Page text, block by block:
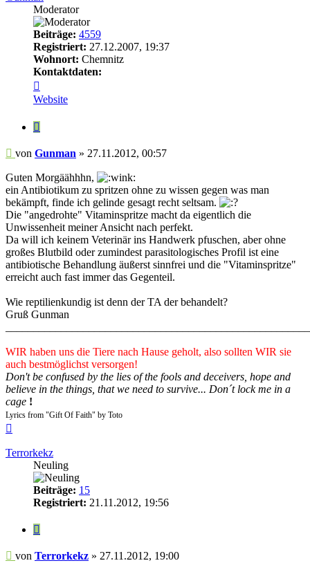
Moderator
Beiträge: 4559
Registriert: 27.12.2007, 19:37
Wohnort: Chemnitz
Kontaktdaten:
von
Gunman
Website
Zitieren
Beitrag
von Gunman » 27.11.2012, 00:57
Guten Morgäähhhn,
ein Antibiotikum zu spritzen ohne zu wissen gegen was man
bekämpft, finde ich gelinde gesagt recht seltsam.
Die "angedrohte" Vitaminspritze macht da eigentlich die
Unwissenheit meiner Ansicht nach perfekt.
Da will ich keinem Veterinär ins Handwerk pfuschen, aber ohne
großes Blutbild oder zumindest parasitologisches Profil ist eine
antibiotische Behandlung äußerst sinnfrei und die "Vitaminspritze"
erreicht auch fast immer das Gegenteil.
Wie reptilienkundig ist denn der TA der behandelt?
Gruß Gunman
WIR haben uns die Tiere nach Hause geholt, also sollten WIR sie
auch bestmöglichst versorgen!
Don't be confused by the lies of the fools and deceivers, hope and
believe in the things, that we need to survive... Don´t lock me in a
cage !
Lyrics from "Gift Of Faith" by Toto
Terrorkekz
Neuling
Beiträge: 15
Registriert: 21.11.2012, 19:56
Zitieren
Beitrag
von Terrorkekz » 27.11.2012, 19:00